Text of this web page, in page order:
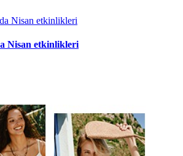
Nisan etkinlikleri